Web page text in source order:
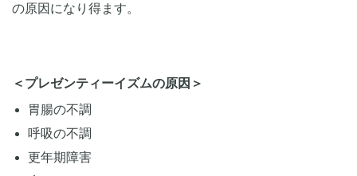
の原因になり得ます。
＜プレゼンティーイズムの原因＞
胃腸の不調
呼吸の不調
更年期障害